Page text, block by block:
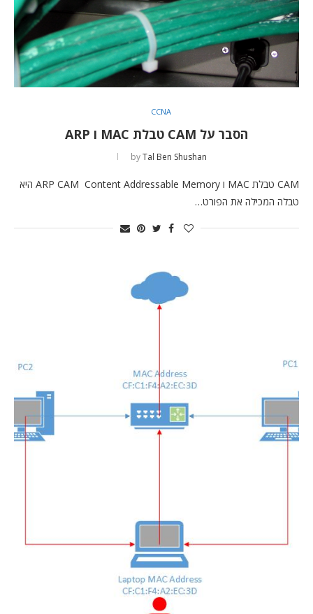
CCNA
הסבר על CAM טבלת MAC ו ARP
byTal Ben Shushan
CAM טבלת MAC ו ARP CAM Content Addressable Memory היא
טבלה המכילה את הפורט…